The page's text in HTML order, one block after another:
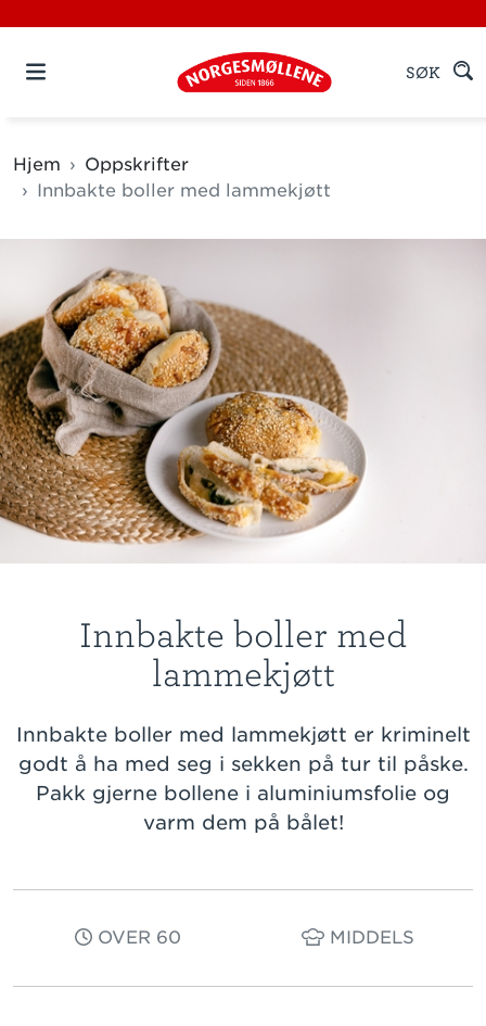
SØK
Hjem
Oppskrifter
Innbakte boller med lammekjøtt
Innbakte boller med
lammekjøtt
Innbakte boller med lammekjøtt er kriminelt
godt å ha med seg i sekken på tur til påske.
Pakk gjerne bollene i aluminiumsfolie og
varm dem på bålet!
OVER 60 MIDDELS